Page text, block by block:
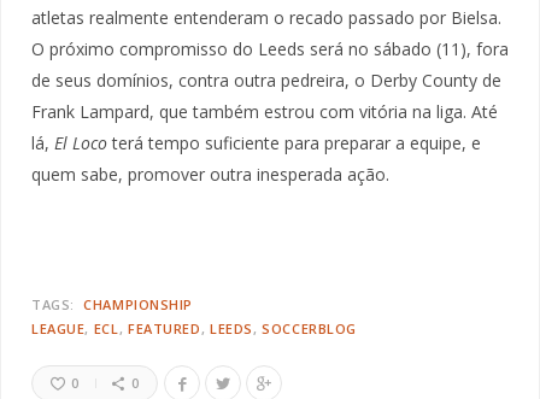
atletas realmente entenderam o recado passado por Bielsa.
O próximo compromisso do Leeds será no sábado (11), fora
de seus domínios, contra outra pedreira, o Derby County de
Frank Lampard, que também estrou com vitória na liga. Até
lá, El Locoterá tempo suficiente para preparar a equipe, e
quem sabe, promover outra inesperada ação.
TAGS:
CHAMPIONSHIP
LEAGUE ECL FEATURED LEEDS SOCCERBLOG
0 0